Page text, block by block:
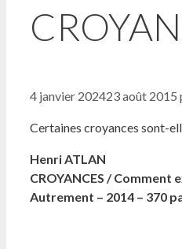
4 janvier 202423 août 2015
Certaines croyances sont-
Henri ATLAN
CROYANCES / Comment
Autrement – 2014 – 370